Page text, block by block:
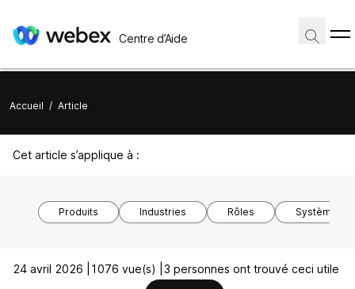
Centre d’Aide
Accueil / Article
Cet article s’applique à :
Produits Industries Rôles Système
24 avril 2026 | 1076 vue(s) | 3 personnes ont trouvé ceci utile